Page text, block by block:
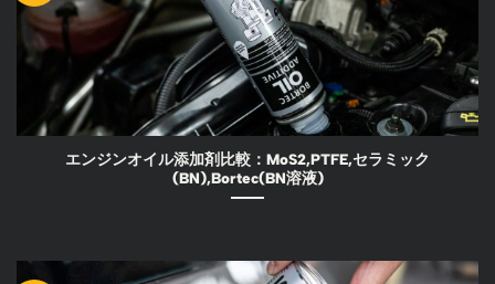
エンジンオイル添加剤比較：MoS2,PTFE,セラミック
(BN),Bortec(BN溶液)